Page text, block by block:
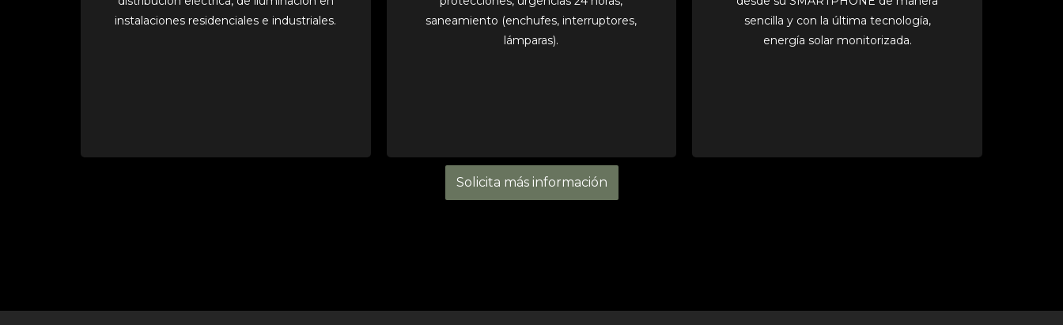
instalaciones residenciales e industriales.
saneamiento (enchufes, interruptores,
lámparas).
sencilla y con la última tecnología,
energía solar monitorizada.
Solicita más información